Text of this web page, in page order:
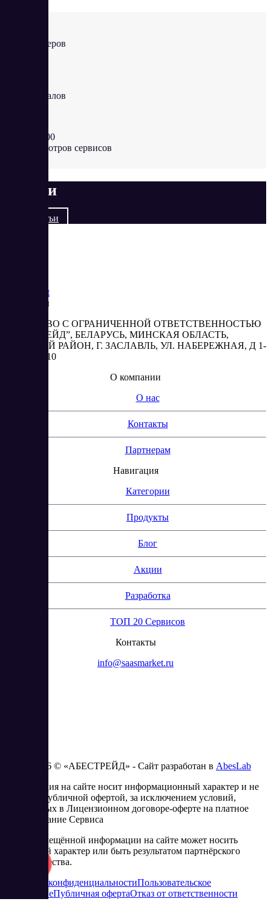
партнеров
рефералов
>50 000
просмотров сервисов
Статьи
Все статьи
Market
Реквизиты
ОБЩЕСТВО С ОГРАНИЧЕННОЙ ОТВЕТСТВЕННОСТЬЮ
“АБЕСТРЕЙД”, БЕЛАРУСЬ, МИНСКАЯ ОБЛАСТЬ,
МИНСКИЙ РАЙОН, Г. ЗАСЛАВЛЬ, УЛ. НАБЕРЕЖНАЯ, Д 1-
2, КОМ. 310
О компании
О нас
Контакты
Партнерам
Навигация
Категории
Продукты
Блог
Акции
Разработка
ТОП 20 Сервисов
Контакты
info@saasmarket.ru
2023 - 2026 © «АБЕСТРЕЙД» - Сайт разработан в AbesLab
Информация на сайте носит информационный характер и не
является публичной офертой, за исключением условий,
изложенных в Лицензионном договоре-оферте на платное
использование Сервиса
Часть размещённой информации на сайте может носить
рекламный характер или быть результатом партнёрского
сотрудничества.
Политика конфиденциальностиПользовательское
соглашениеПубличная офертаОтказ от ответственности